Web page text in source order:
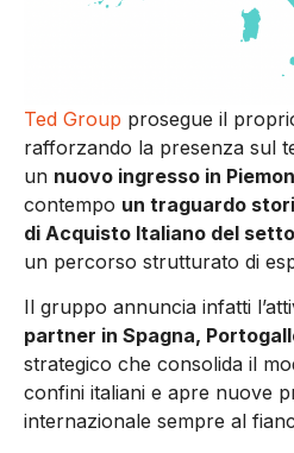
Ted Group prosegue il
rafforzando la presenza sul
un nuovo ingresso in
contempo un traguardo
di Acquisto Italiano del
un percorso strutturato di
Il gruppo annuncia infatti
partner in Spagna,
strategico che consolida il
confini italiani e apre nuove
internazionale sempre al